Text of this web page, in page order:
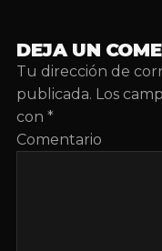
DEJA UN
Tu dirección de
publicada. Los
con *
Comentario